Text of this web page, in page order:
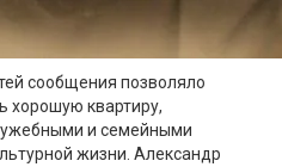
сообщения позволяло
хорошую квартиру,
и семейными
жизни. Александр